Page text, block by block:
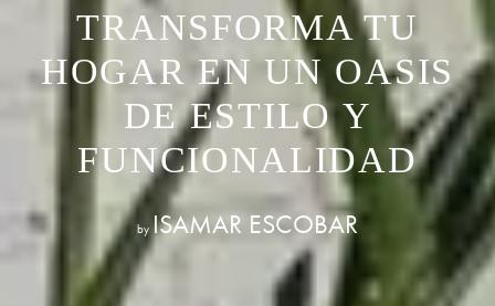
TRANSFORMA TU
HOGAR EN UN OASIS
DE ESTILO Y
FUNCIONALIDAD
by ISAMAR ESCOBAR